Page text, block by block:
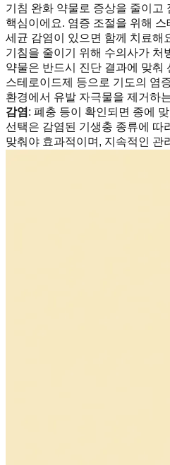
기침 완화 약물로 증상을 줄이고
핵심이에요. 염증 조절을 위해
세균 감염이 있으면 함께 치료해
기침을 줄이기 위해 수의사가 처
약물은 반드시 진단 결과에 맞춰
스테로이드제 등으로 기도의 염
환경에서 유발 자극물을 제거하
감염: 폐충 등이 확인되면 종에
선택은 감염된 기생충 종류에 따
맞춰야 효과적이며, 지속적인 관